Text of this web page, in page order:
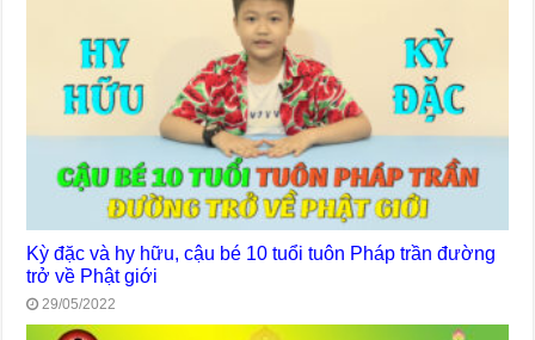
Kỳ đặc và hy hữu, cậu bé 10 tuổi tuôn Pháp trần đường
trở về Phật giới
29/05/2022